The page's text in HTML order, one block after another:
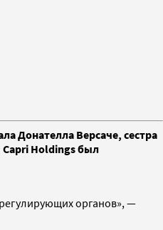
Донателла Версаче, сестра
Capri Holdings был
органов», —